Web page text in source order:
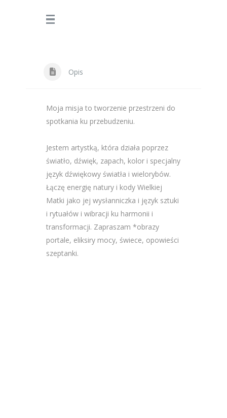
Opis
Moja misja to tworzenie przestrzeni do
spotkania ku przebudzeniu.
Jestem artystką, która działa poprzez
światło, dźwięk, zapach, kolor i specjalny
język dźwiękowy światła i wielorybów.
Łączę energię natury i kody Wielkiej
Matki jako jej wysłanniczka i język sztuki
i rytuałów i wibracji ku harmonii i
transformacji. Zapraszam *obrazy
portale, eliksiry mocy, świece, opowieści
szeptanki.